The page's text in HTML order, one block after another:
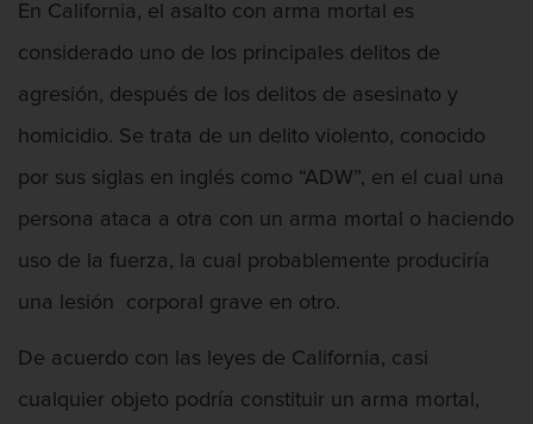
Asalto y Agresión
Agresión
Agresión contra un agente del orden
Agresión que causa lesiones
Asalto agravado
Asalto con Arma Mortal
Asalto con químicos cáusticos
En California, el asalto con arma mortal es
considerado uno de los principales delitos de
agresión, después de los delitos de asesinato y
homicidio. Se trata de un delito violento, conocido
por sus siglas en inglés como “ADW”, en el cual una
persona ataca a otra con un arma mortal o haciendo
uso de la fuerza, la cual probablemente produciría
una lesión corporal grave en otro.
De acuerdo con las leyes de California, casi
cualquier objeto podría constituir un arma mortal,